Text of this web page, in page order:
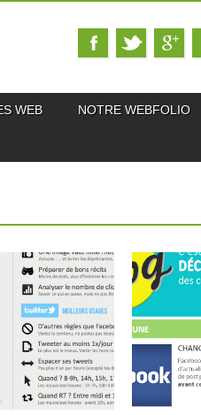
WEB NOTRE WEBFOLIO
CIBLE SUR
SOCIAUX
intéressante pour
sur les...
▶
15.10.13
Comme son
est une